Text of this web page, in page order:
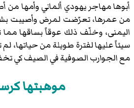
أبوها مهاجر يهودي ألماني وأمها
من عمرها، تعرّضت لمرض وأصيبت
اليمنى، وخلّف ذلك عوقاً بساقها مما
سيئاً عليها لفترة طويلة من حياتها، لم
مع الجوارب الصوفية في الصيف كي
موهبتها